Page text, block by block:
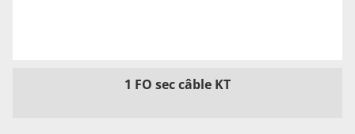
1 FO sec câble KT